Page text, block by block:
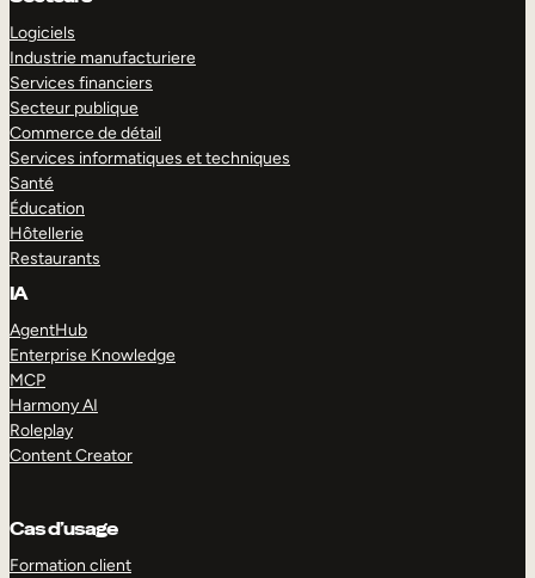
Logiciels
Industrie manufacturiere
Services financiers
Secteur publique
Commerce de détail
Services informatiques et techniques
Santé
Éducation
Hôtellerie
Restaurants
IA
AgentHub
Enterprise Knowledge
MCP
Harmony AI
Roleplay
Content Creator
Cas d’usage
Formation client